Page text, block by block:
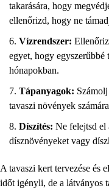
takarására, hogy
ellenőrizd, hogy ne
Vízrendszer:
egyet, hogy egyszerűbbé
hónapokban.
Tápanyagok:
tavaszi növények
Díszítés: Ne felejtsd el
dísznövényeket vagy
A tavaszi kert tervezése és
időt igényli, de a látványos